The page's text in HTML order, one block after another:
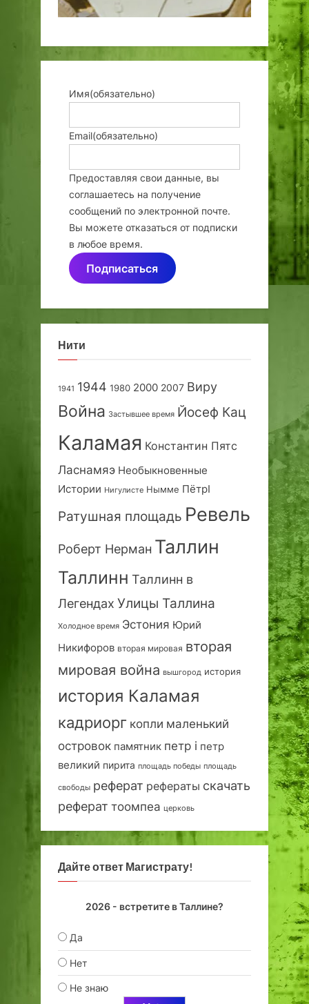
Имя(обязательно)
Email(обязательно)
Предоставляя свои данные, вы
соглашаетесь на получение
сообщений по электронной почте.
Вы можете отказаться от подписки
в любое время.
Подписаться
Нити
1941 1944 1980 2000 2007 Виру
Война Застывшее время Йосеф Кац
Каламая Константин Пятс
Ласнамяэ Необыкновенные
Истории Нигулисте Нымме ПётрI
Ратушная площадь Ревель
Роберт Нерман Таллин
Таллинн Таллинн в
Легендах Улицы Таллина
Холодное время Эстония Юрий
Никифоров вторая мировая вторая
мировая война вышгород история
история Каламая
кадриорг копли маленький
островок памятник петр i петр
великий пирита площадь победы площадь
свободы реферат рефераты скачать
реферат тоомпеа церковь
Дайте ответ Магистрату!
2026 - встретите в Таллине?
Да
Нет
Не знаю